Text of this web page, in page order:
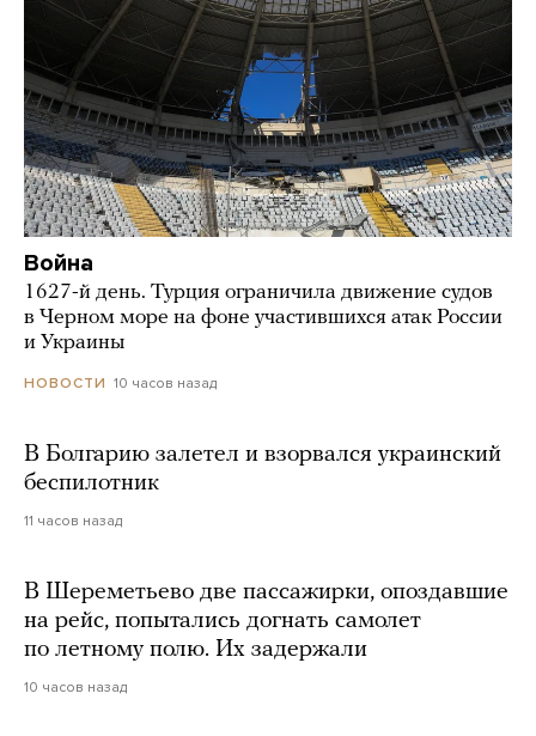
Война
1627-й день. Турция ограничила движение судов
в Черном море на фоне участившихся атак России
и Украины
НОВОСТИ 10 часов назад
В Болгарию залетел и взорвался украинский
беспилотник
11 часов назад
В Шереметьево две пассажирки, опоздавшие
на рейс, попытались догнать самолет
по летному полю. Их задержали
10 часов назад